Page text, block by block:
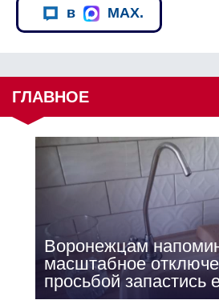
в MAX.
ГЛАВНОЕ
Воронежцам
масштабное
просьбой запастись